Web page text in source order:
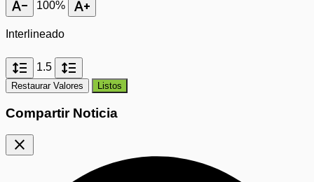
text_decrease 100% text_increase
Interlineado
format_line_spacing 1.5 format_line_spacing
Restaurar Valores Listos
Compartir Noticia
close